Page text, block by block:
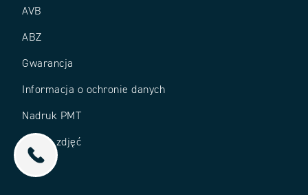
AVB
ABZ
Gwarancja
Informacja o ochronie danych
Nadruk PMT
Źródło zdjęć